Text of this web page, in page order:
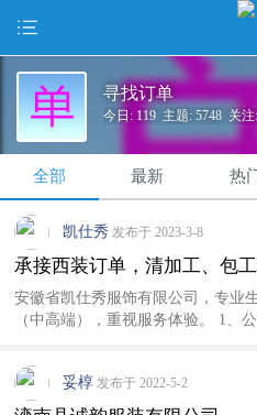
寻找订单
今日: 119 主题: 5748 关注
全部 最新 热
凯仕秀 发布于 2023-3-8
承接西装订单，清加工、包
安徽省凯仕秀服饰有限公司，专业
（中高端），重视服务体验。 1、公
妥椁 发布于 2022-5-2